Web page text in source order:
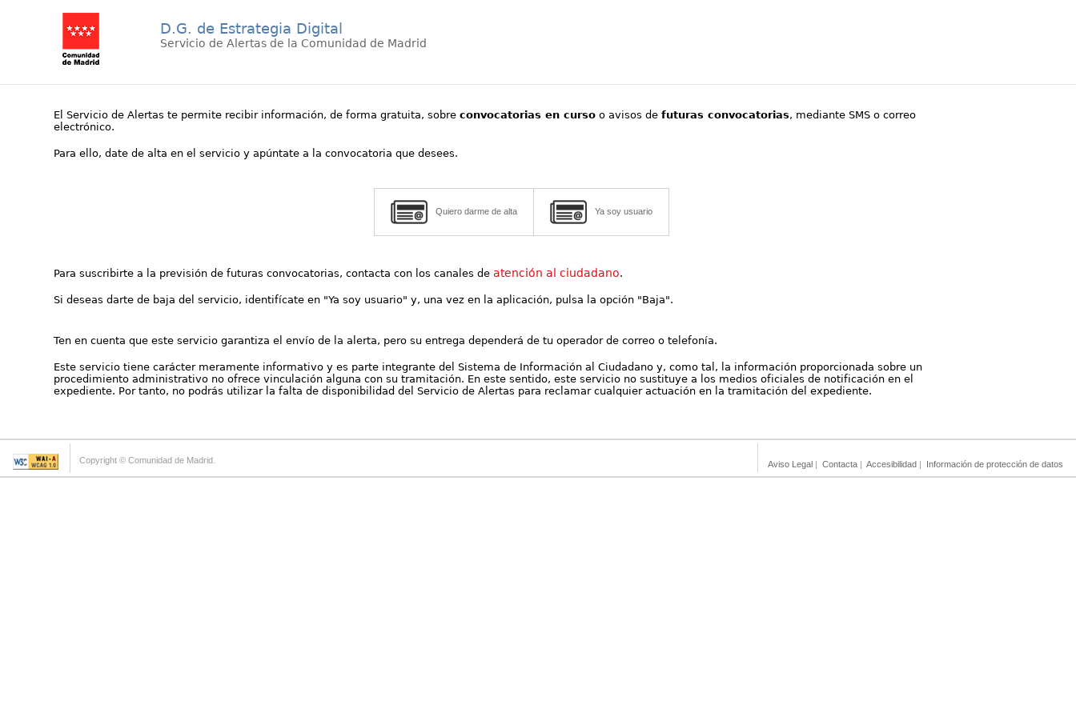
D.G. de Estrategia Digital
Servicio de Alertas de la Comunidad de Madrid
El Servicio de Alertas te permite recibir información, de forma gratuita, sobreconvocatorias en curso o avisos defuturas convocatorias, mediante SMS o correo
electrónico.
Para ello, date de alta en el servicio y apúntate a la convocatoria que desees.
Quiero darme de alta Ya soy usuario
Para suscribirte a la previsión de futuras convocatorias, contacta con los canales deatención al ciudadano.
Si deseas darte de baja del servicio, identifícate en "Ya soy usuario" y, una vez en la aplicación, pulsa la opción "Baja".
Ten en cuenta que este servicio garantiza el envío de la alerta, pero su entrega dependerá de tu operador de correo o telefonía.
Este servicio tiene carácter meramente informativo y es parte integrante del Sistema de Información al Ciudadano y, como tal, la información proporcionada sobre un
procedimiento administrativo no ofrece vinculación alguna con su tramitación. En este sentido, este servicio no sustituye a los medios oficiales de notificación en el
expediente. Por tanto, no podrás utilizar la falta de disponibilidad del Servicio de Alertas para reclamar cualquier actuación en la tramitación del expediente.
Copyright © Comunidad de Madrid. Aviso Legal | Contacta | Accesibilidad | Información de protección de datos